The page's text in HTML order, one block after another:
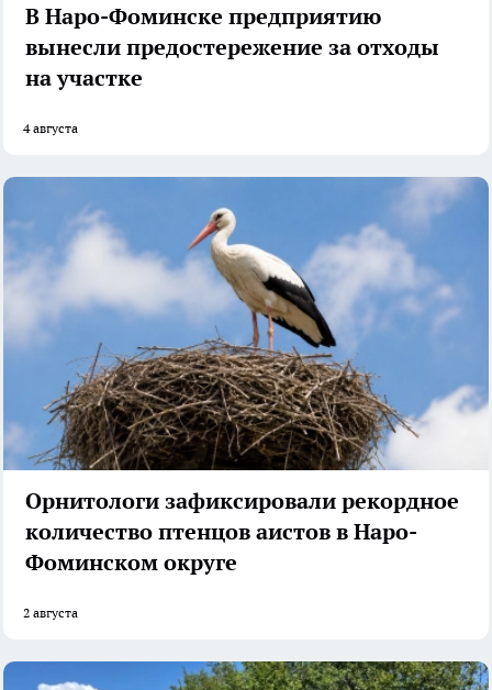
В Наро-Фоминске предприятию
вынесли предостережение за отходы
на участке
4 августа
Орнитологи зафиксировали рекордное
количество птенцов аистов в Наро-
Фоминском округе
2 августа